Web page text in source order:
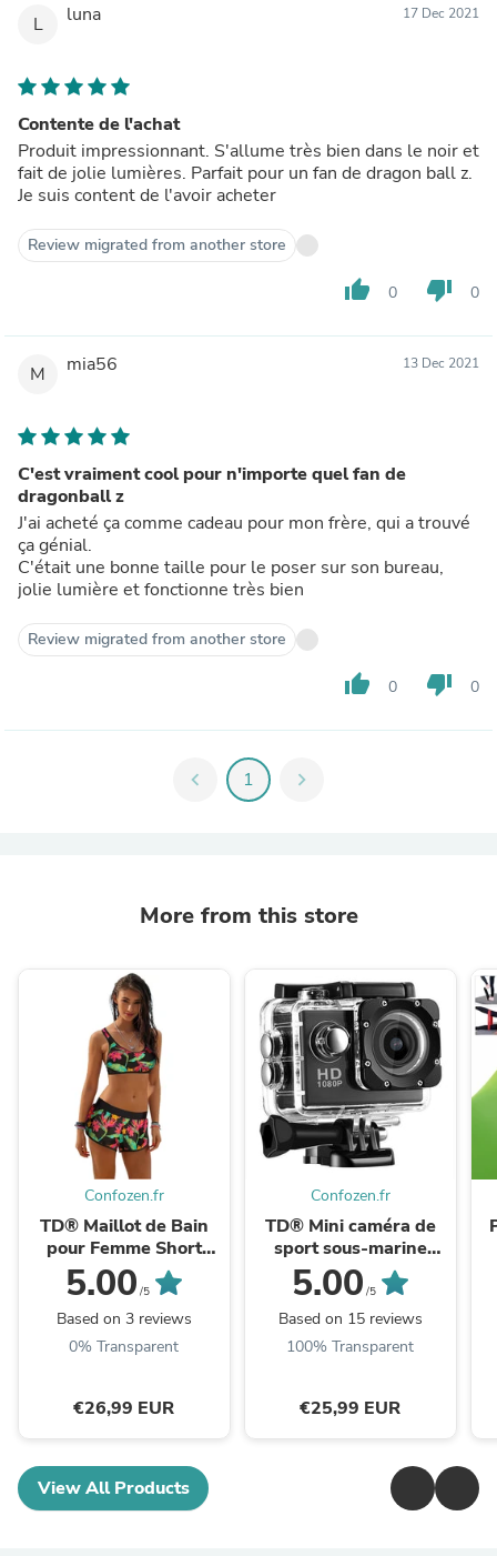
L luna 17 Dec 2021
Contente de l'achat
Produit impressionnant. S'allume très bien dans le noir et
fait de jolie lumières. Parfait pour un fan de dragon ball z.
Je suis content de l'avoir acheter
Review migrated from another store
thumb_up 0 thumb_down 0
M mia56 13 Dec 2021
C'est vraiment cool pour n'importe quel fan de
dragonball z
J'ai acheté ça comme cadeau pour mon frère, qui a trouvé
ça génial.
C'était une bonne taille pour le poser sur son bureau,
jolie lumière et fonctionne très bien
Review migrated from another store
thumb_up 0 thumb_down 0
chevron_left 1 chevron_right
More from this store
Confozen.fr
TD® Maillot de Bain
pour Femme Short
Caleçon Bikini Sèche
Rapide Imprimé Floral
Plage Sport Natation ...
5.00 /5
Based on 3 reviews
0% Transparent
€26,99 EUR
Confozen.fr
TD® Mini caméra de
sport sous-marine
sports de plein air
plongée à dégagement
rapide montée sur ...
5.00 /5
Based on 15 reviews
100% Transparent
€25,99 EUR
View All Products